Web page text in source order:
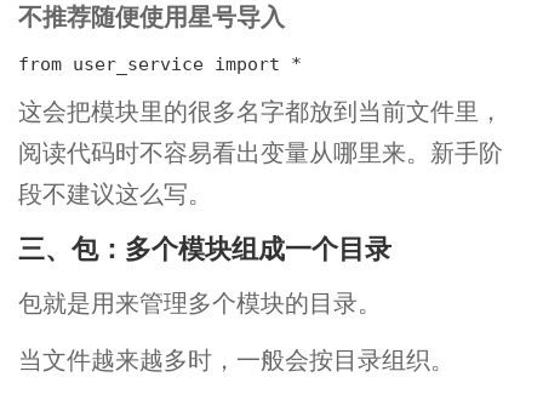
不推荐随便使用星号导入
from user_service import *
这会把模块里的很多名字都放到当前文件里，
阅读代码时不容易看出变量从哪里来。新手阶
段不建议这么写。
三、包：多个模块组成一个目录
包就是用来管理多个模块的目录。
当文件越来越多时，一般会按目录组织。